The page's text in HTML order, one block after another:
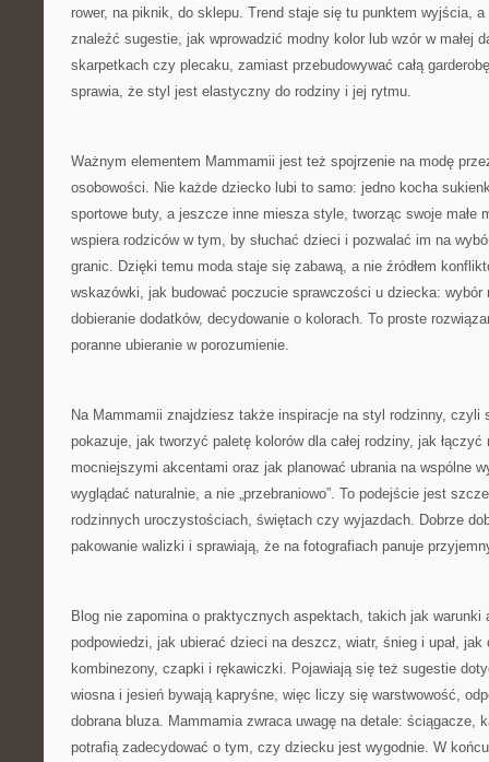
rower, na piknik, do sklepu. Trend staje się tu punktem wyjścia,
znaleźć sugestie, jak wprowadzić modny kolor lub wzór w małej
skarpetkach czy plecaku, zamiast przebudowywać całą
sprawia, że styl jest elastyczny do rodziny i jej rytmu.
Ważnym elementem Mammamii jest też spojrzenie na modę
osobowości. Nie każde dziecko lubi to samo: jedno kocha
sportowe buty, a jeszcze inne miesza style, tworząc swoje małe
wspiera rodziców w tym, by słuchać dzieci i pozwalać im na
granic. Dzięki temu moda staje się zabawą, a nie źródłem
wskazówki, jak budować poczucie sprawczości u dziecka: wybór
dobieranie dodatków, decydowanie o kolorach. To proste
poranne ubieranie w porozumienie.
Na Mammamii znajdziesz także inspiracje na styl rodzinny, czyli
pokazuje, jak tworzyć paletę kolorów dla całej rodziny, jak łączyć
mocniejszymi akcentami oraz jak planować ubrania na wspólne
wyglądać naturalnie, a nie „przebraniowo”. To podejście jest
rodzinnych uroczystościach, świętach czy wyjazdach. Dobrze
pakowanie walizki i sprawiają, że na fotografiach panuje
Blog nie zapomina o praktycznych aspektach, takich jak warunki
podpowiedzi, jak ubierać dzieci na deszcz, wiatr, śnieg i upał, jak
kombinezony, czapki i rękawiczki. Pojawiają się też sugestie
wiosna i jesień bywają kapryśne, więc liczy się warstwowość,
dobrana bluza. Mammamia zwraca uwagę na detale: ściągacze,
potrafią zadecydować o tym, czy dziecku jest wygodnie. W